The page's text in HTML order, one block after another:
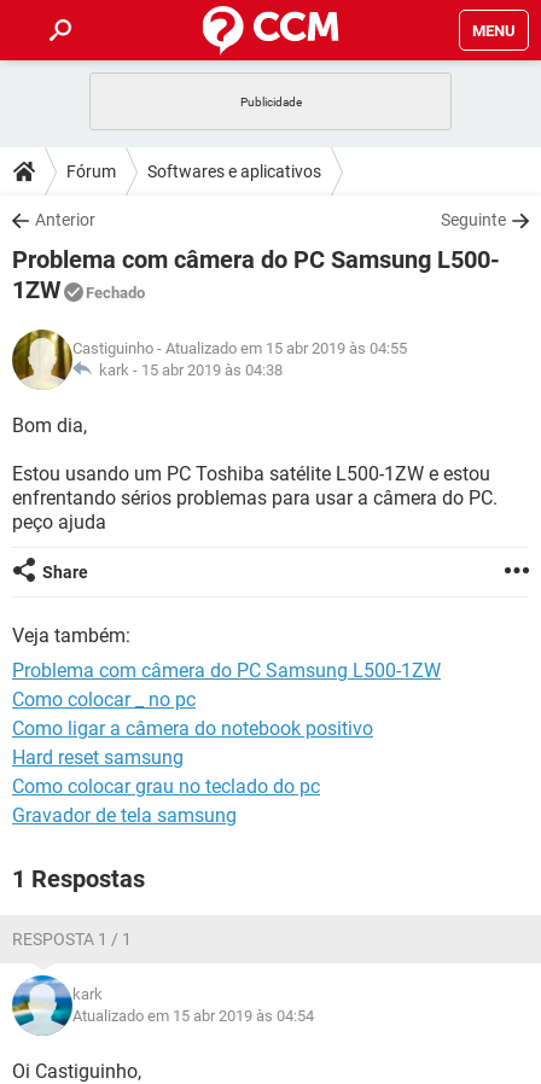
MENU
CELULAR FACEBOOK
OUTLOOK
INSTAGRAM GMAIL
GUIA DE COMPRAS
DICAS
JOGOS WHATSAPP
OUTLOOK
GUIA DE COMPRAS
DOWNLOADS
JOGOS WHATSAPP
CELULAR
OUTLOOK EXCEL
INSTAGRAM
GUIA DE COMPRAS
FÓRUM
CELULAR
GUIA DE COMPRAS
GLOSSÁRIO
JOGOS
CELULAR
OUTLOOK EXCEL
INSTAGRAM GMAIL
Fórum Softwares e aplicativos
Anterior Seguinte
Problema com câmera do PC Samsung L500-
1ZW
Fechado
Castiguinho - Atualizado em 15 abr 2019 às 04:55
kark - 15 abr 2019 às 04:38
Bom dia,
Estou usando um PC Toshiba satélite L500-1ZW e estou
enfrentando sérios problemas para usar a câmera do PC.
peço ajuda
Share
Veja também:
Problema com câmera do PC Samsung L500-1ZW
Como colocar _ no pc
Como ligar a câmera do notebook positivo
Hard reset samsung
Como colocar grau no teclado do pc
Gravador de tela samsung
1 Respostas
RESPOSTA 1 / 1
kark
Atualizado em 15 abr 2019 às 04:54
Oi Castiguinho,